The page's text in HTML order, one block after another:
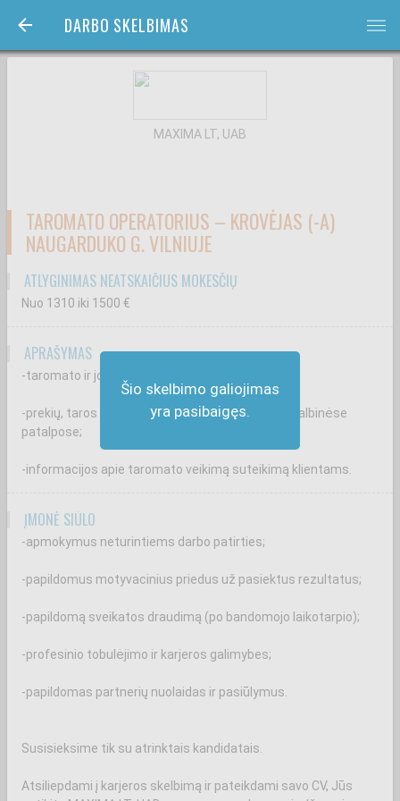
DARBO SKELBIMAS bars
Šio skelbimo galiojimas
yra pasibaigęs.
MAXIMA LT, UAB
TAROMATO OPERATORIUS – KROVĖJAS (-A)
NAUGARDUKO G. VILNIUJE
ATLYGINIMAS NEATSKAIČIUS MOKESČIŲ
Nuo 1310 iki 1500 €
APRAŠYMAS
-taromato ir jo patalpos priežiūrą;
-prekių, taros krovimą ir rūšiavimą rampoje ir pagalbinėse
patalpose;
-informacijos apie taromato veikimą suteikimą klientams.
ĮMONĖ SIŪLO
-apmokymus neturintiems darbo patirties;
-papildomus motyvacinius priedus už pasiektus rezultatus;
-papildomą sveikatos draudimą (po bandomojo laikotarpio);
-profesinio tobulėjimo ir karjeros galimybes;
-papildomas partnerių nuolaidas ir pasiūlymus.
Susisieksime tik su atrinktais kandidatais.
Atsiliepdami į karjeros skelbimą ir pateikdami savo CV, Jūs